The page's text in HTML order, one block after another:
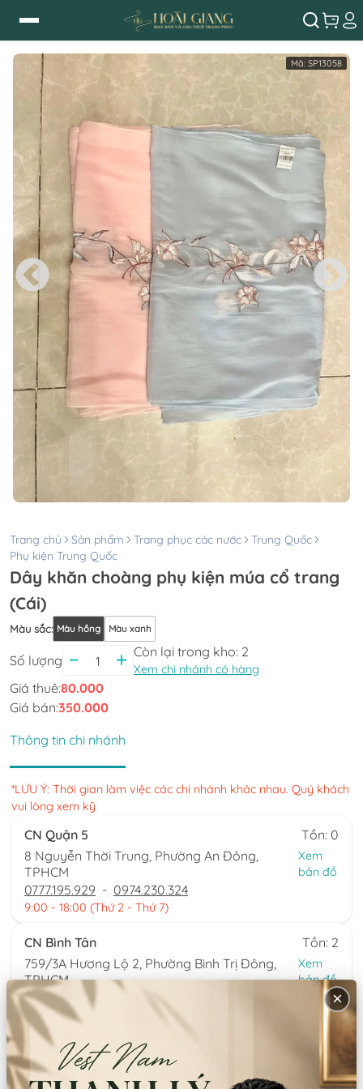
Mã: SP13058
Trang chủ Sản phẩm Trang phục các nước
Trung Quốc
Phụ kiện Trung Quốc
Dây khăn choàng phụ kiện múa cổ trang
(Cái)
Màu sắc: Màu hồng Màu xanh
Số lượng
Còn lại trong kho: 2
Xem chi nhánh có hàng
Giá thuê:80.000
Giá bán:350.000
Thông tin chi nhánh
*LƯU Ý: Thời gian làm việc các chi nhánh khác nhau. Quý khách
vui lòng xem kỹ
CN Quận 5
Tồn: 0
8 Nguyễn Thời Trung, Phường An Đông,
TPHCM
Xem
bản đồ
0777.195.929 - 0974.230.324
9:00 - 18:00 (Thứ 2 - Thứ 7)
CN Bình Tân
Tồn: 2
759/3A Hương Lộ 2, Phường Bình Trị Đông,
TPHCM
Xem
bản đồ
0932.713.594 0986.324.594
9:00 - 18:00 (Thứ 2 - Thứ 7)
CN Bình Thạnh
Tồn: 0
58/6 Tân Cảng, Phường Thạnh Mỹ Tây,
Xem
×